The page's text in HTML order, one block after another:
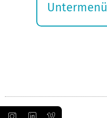
Untermenü